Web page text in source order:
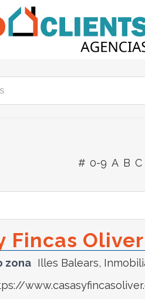
# 0-9 A B C
Fincas Oliver
zona Illes Balears,